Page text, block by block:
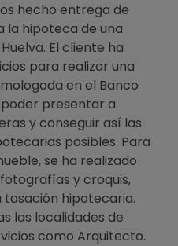
hecho entrega de
la hipoteca de una
El cliente ha
para realizar una
en el Banco
presentar a
y conseguir así las
posibles. Para
se ha realizado
y croquis,
tasación hipotecaria.
las localidades de
como Arquitecto.